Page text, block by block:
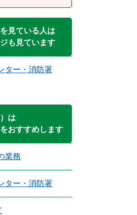
見ている人は
も見ています
ター・消防署
は
おすすめします
業務
ター・消防署